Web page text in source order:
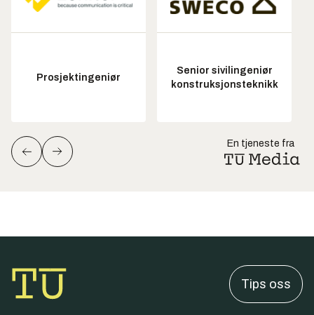
Prosjektingeniør
Senior sivilingeniør
konstruksjonsteknikk
En tjeneste fra
Tips oss